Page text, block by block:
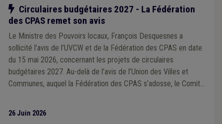
Notre action
Circulaires budgétaires 2027 - La Fédération
des CPAS remet son avis
Le Ministre des Pouvoirs locaux, François Desquesnes a
sollicité l’avis de l’UVCW et de la Fédération des CPAS en date
du 15 mai 2026, concernant les projets de circulaires
budgétaires 2027. Au-delà de l’avis de l’Union des Villes et
Communes, auquel la Fédération des CPAS s’adosse, le Comité
26 Juin 2026